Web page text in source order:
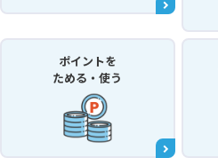
ポイントを
ためる・使う